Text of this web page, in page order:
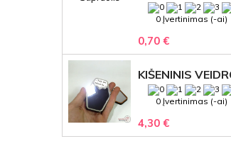
0 Įvertinimas (-ai)
0,70 €
0 Įvertinimas (-ai)
4,30 €